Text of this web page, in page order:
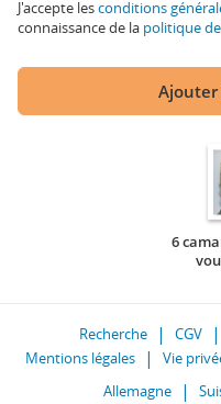
J'accepte lesconditions
connaissance de la politique
Ajouter
6
Recherche CGV
Mentions légales
Vie
Allemagne